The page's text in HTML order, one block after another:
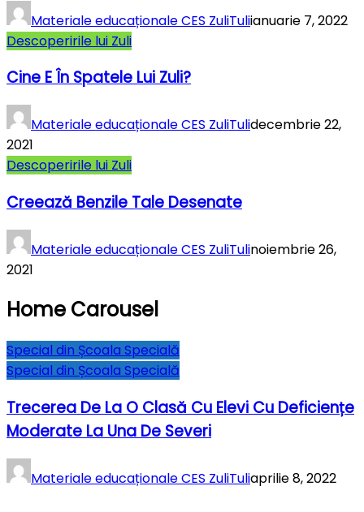
Materiale educaționale CES ZuliTuliianuarie 7, 2022
Descoperirile lui Zuli
Cine E În Spatele Lui Zuli?
Materiale educaționale CES ZuliTulidecembrie 22,
2021
Descoperirile lui Zuli
Creează Benzile Tale Desenate
Materiale educaționale CES ZuliTulinoiembrie 26,
2021
Home Carousel
Special din Școala Specială
Special din Școala Specială
Trecerea De La O Clasă Cu Elevi Cu Deficiențe
Moderate La Una De Severi
Materiale educaționale CES ZuliTuliaprilie 8, 2022